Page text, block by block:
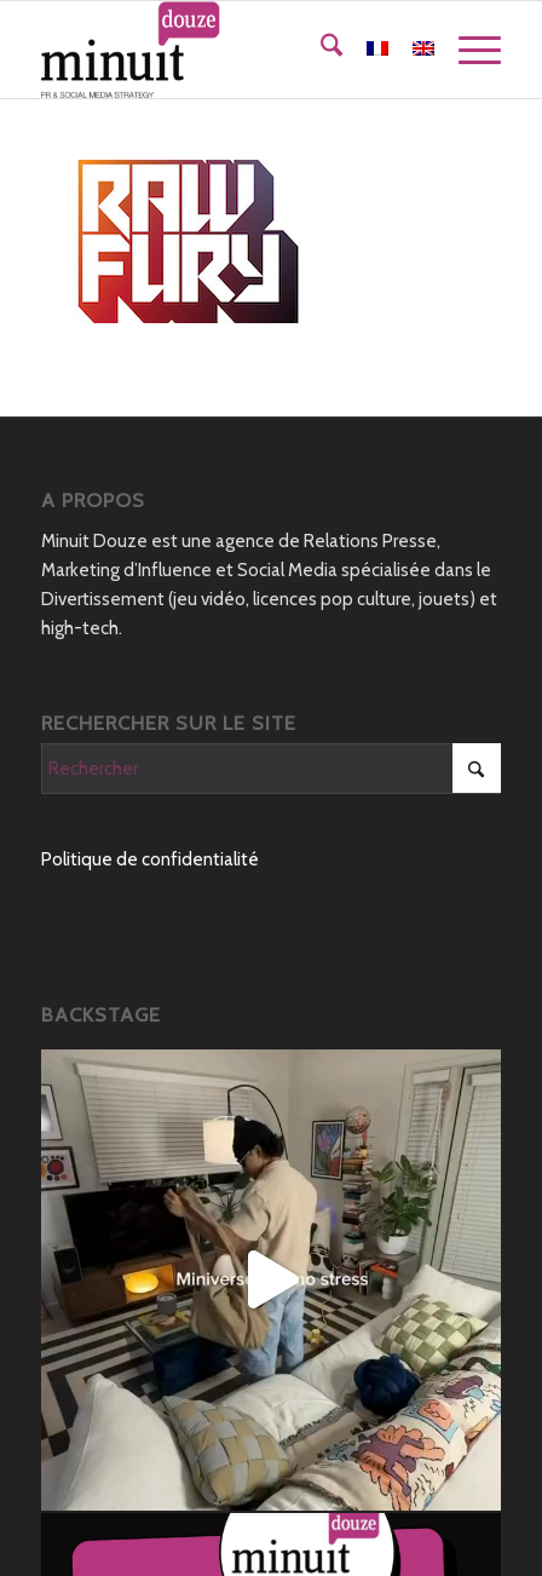
A PROPOS
Minuit Douze est une agence de Relations Presse,
Marketing d’Influence et Social Media spécialisée dans le
Divertissement (jeu vidéo, licences pop culture, jouets) et
high-tech.
RECHERCHER SUR LE SITE
Politique de confidentialité
BACKSTAGE